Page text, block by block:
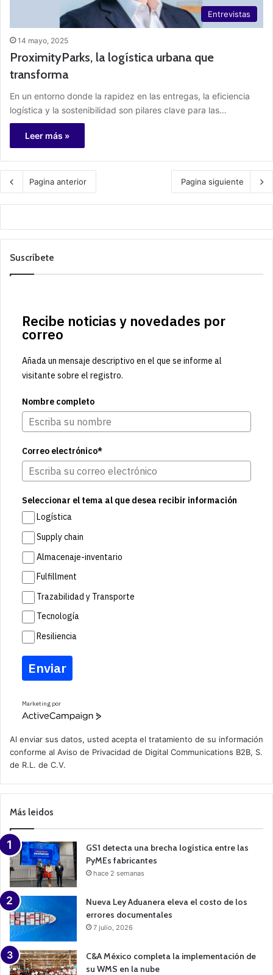
Entrevistas
14 mayo, 2025
ProximityParks, la logística urbana que
transforma
En un entorno donde la rapidez en las entregas, la eficiencia
logística y la sostenibilidad son pilares clave para las…
Leer más »
Pagina anterior Pagina siguiente
Suscríbete
Recibe noticias y novedades por
correo
Añada un mensaje descriptivo en el que se informe al
visitante sobre el registro.
Nombre completo
Correo electrónico*
Seleccionar el tema al que desea recibir información
Logística
Supply chain
Almacenaje-inventario
Fulfillment
Trazabilidad y Transporte
Tecnología
Resiliencia
Enviar
Marketing por
A
v
e
a
m
a
n
Al enviar sus datos, usted acepta el tratamiento de su información
conforme al Aviso de Privacidad de Digital Communications B2B, S.
de R.L. de C.V.
Más leidos
GS1 detecta una brecha logística entre las
PyMEs fabricantes
hace 2 semanas
Nueva Ley Aduanera eleva el costo de los
errores documentales
7 julio, 2026
C&A México completa la implementación de
su WMS en la nube